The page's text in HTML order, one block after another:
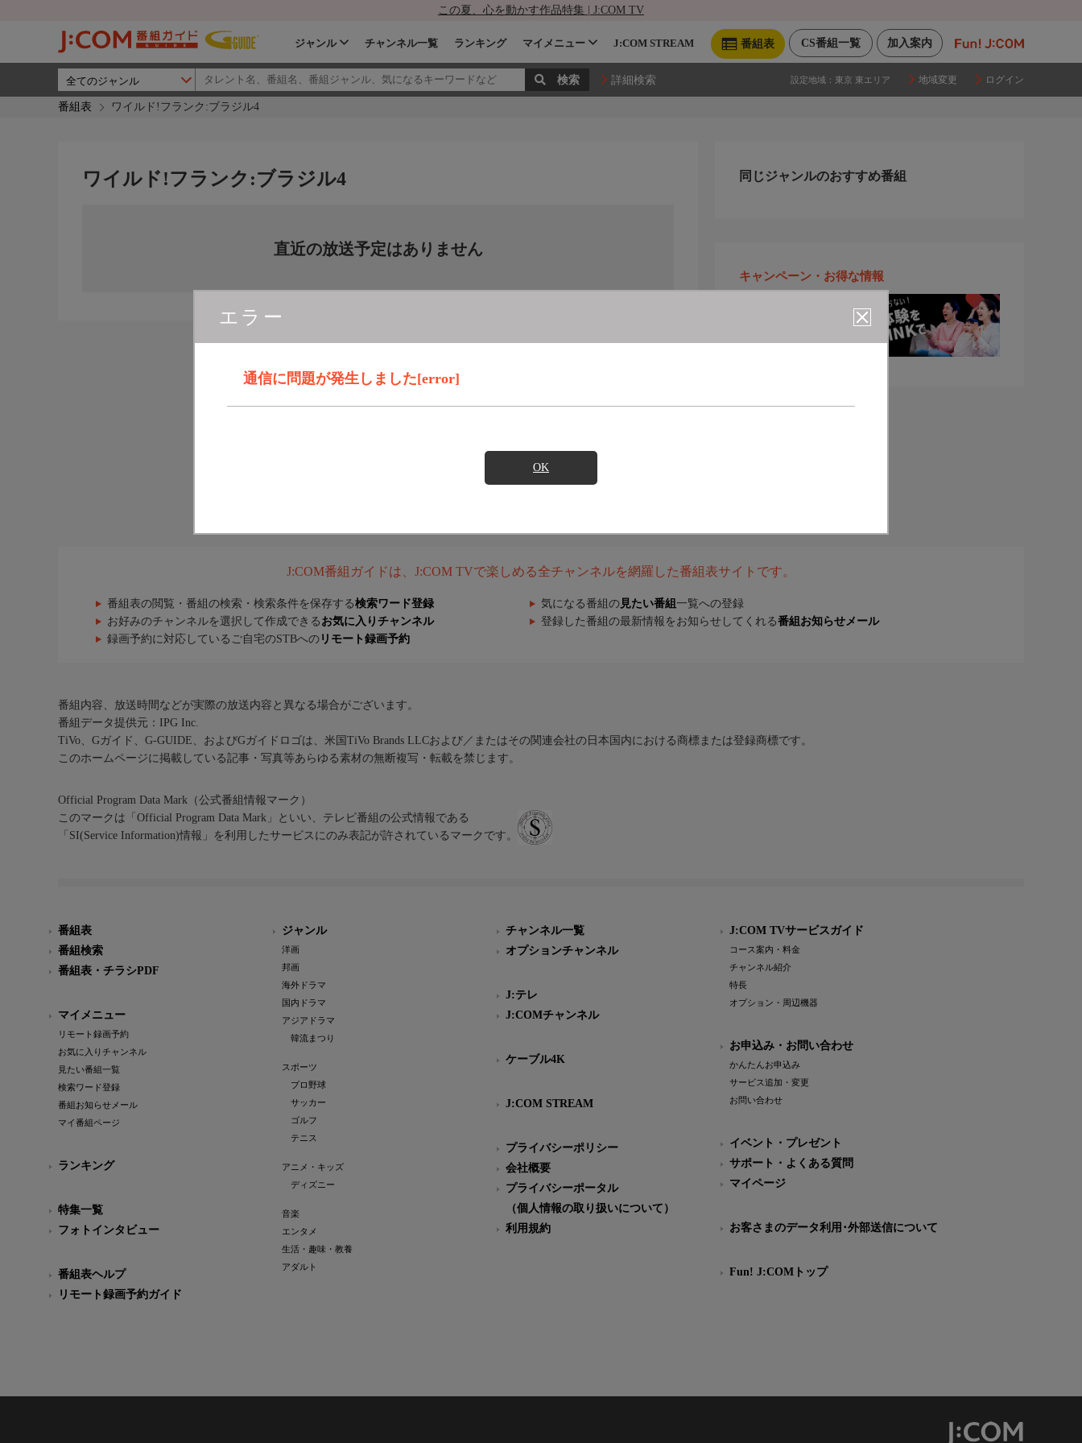
この夏、心を動かす作品特集 | J:COM TV
加入案内
CS番組一覧
番組表
ジャンル チャンネル一覧 ランキング マイメニュー J:COM STREAM
詳細検索 設定地域： 東京 東エリア 地域変更 ログイン
番組表 ワイルド!フランク:ブラジル4
エラー
通信に問題が発生しました[error]
OK
ワイルド!フランク:ブラジル4
直近の放送予定はありません
同じジャンルのおすすめ番組
キャンペーン・お得な情報
J:COM番組ガイドは、J:COM TVで楽しめる全チャンネルを網羅した番組表サイトです。
番組表の閲覧・番組の検索・検索条件を保存する検索ワード登録 気になる番組の 見たい番組 一覧への登録
お好みのチャンネルを選択して作成できる お気に入りチャンネル 登録した番組の最新情報をお知らせしてくれる番組お知らせメール
録画予約に対応しているご自宅のSTBへの リモート録画予約
番組内容、放送時間などが実際の放送内容と異なる場合がございます。
番組データ提供元：IPG Inc.
TiVo、Gガイド、G-GUIDE、およびGガイドロゴは、米国TiVo Brands LLCおよび／またはその関連会社の日本国内における商標または登録商標です。
このホームページに掲載している記事・写真等あらゆる素材の無断複写・転載を禁じます。
Official Program Data Mark（公式番組情報マーク）
このマークは「Official Program Data Mark」といい、テレビ番組の公式情報である
「SI(Service Information)情報」を利用したサービスにのみ表記が許されているマークです。
番組表
番組検索
番組表・チラシPDF
マイメニュー
リモート録画予約
お気に入りチャンネル
見たい番組一覧
検索ワード登録
番組お知らせメール
マイ番組ページ
ランキング
特集一覧
フォトインタビュー
番組表ヘルプ
リモート録画予約ガイド
ジャンル
洋画
邦画
海外ドラマ
国内ドラマ
アジアドラマ
韓流まつり
スポーツ
プロ野球
サッカー
ゴルフ
テニス
アニメ・キッズ
ディズニー
音楽
エンタメ
生活・趣味・教養
アダルト
チャンネル一覧
オプションチャンネル
J:テレ
J:COMチャンネル
ケーブル4K
J:COM STREAM
プライバシーポリシー
会社概要
プライバシーポータル
（個人情報の取り扱いについて）
利用規約
J:COM TVサービスガイド
コース案内・料金
チャンネル紹介
特長
オプション・周辺機器
お申込み・お問い合わせ
かんたんお申込み
サービス追加・変更
お問い合わせ
イベント・プレゼント
サポート・よくある質問
マイページ
お客さまのデータ利用･外部送信について
Fun! J:COMトップ